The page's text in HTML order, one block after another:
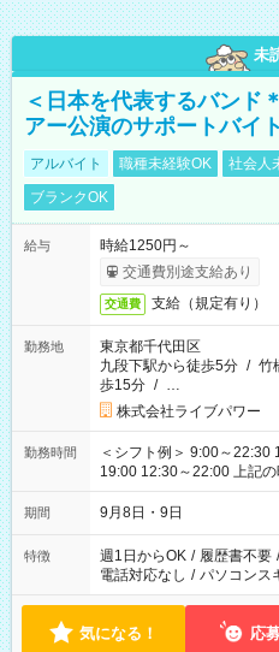
未
＜日本を代表するバンド
アー公演のサポートバイ
アルバイト 職種未経験OK 社会人
ブランクOK
給与
時給1250円～
交通費別途支給あり
交通費 支給（規定有り）
勤務地
東京都千代田区
九段下駅から徒歩5分 / 竹
歩15分 / …
株式会社ライブパワー
勤務時間
＜シフト例＞ 9:00～
19:00 12:30～22:00 上記の時間から好きな時間を選べます！ ※
時間は変更となる可能性が
期間 9月8日・9日
特徴 週1日からOK / 履歴書不要 /
電話対応なし / パソコンス
気になる！ 応